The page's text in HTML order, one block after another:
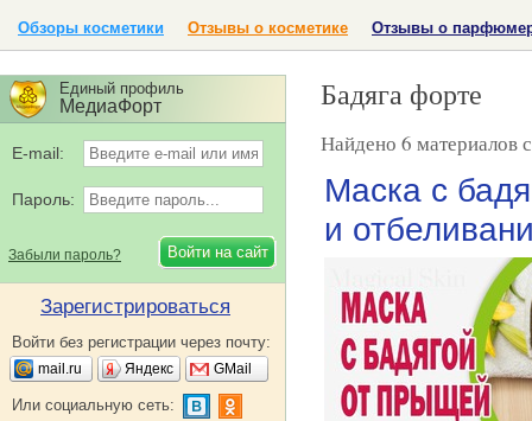
Обзоры косметики Отзывы о косметике Отзывы о
Бадяга форте
Найдено 6 материалов
Маска с
и
Единый профиль
МедиаФорт
E-mail:
Пароль:
Забыли пароль?
Зарегистрироваться
Войти без регистрации через почту:
mail.ru Яндекс GMail
Или социальную сеть: